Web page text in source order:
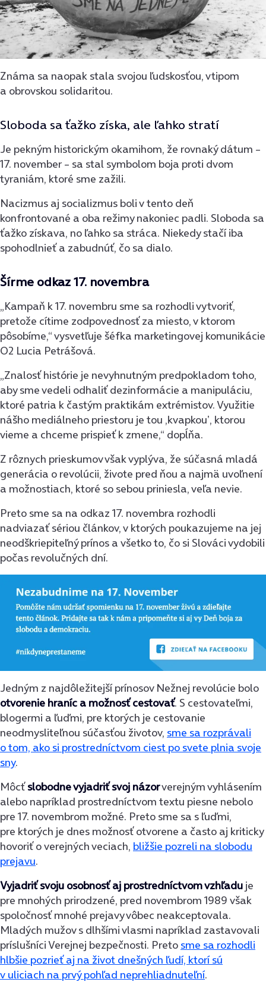
Známa sa naopak stala svojou ľudskosťou, vtipom
a obrovskou solidaritou.
Sloboda sa ťažko získa, ale ľahko stratí
Je pekným historickým okamihom, že rovnaký dátum –
17. november – sa stal symbolom boja proti dvom
tyraniám, ktoré sme zažili.
Nacizmus aj socializmus boli v tento deň
konfrontované a oba režimy nakoniec padli. Sloboda sa
ťažko získava, no ľahko sa stráca. Niekedy stačí iba
spohodlnieť a zabudnúť, čo sa dialo.
Šírme odkaz 17. novembra
„Kampaň k 17. novembru sme sa rozhodli vytvoriť,
pretože cítime zodpovednosť za miesto, v ktorom
pôsobíme,“ vysvetľuje šéfka marketingovej komunikácie
O2 Lucia Petrášová.
„Znalosť histórie je nevyhnutným predpokladom toho,
aby sme vedeli odhaliť dezinformácie a manipuláciu,
ktoré patria k častým praktikám extrémistov. Využitie
nášho mediálneho priestoru je tou ,kvapkouʼ, ktorou
vieme a chceme prispieť k zmene,“ dopĺňa.
Z rôznych prieskumov však vyplýva, že súčasná mladá
generácia o revolúcii, živote pred ňou a najmä uvoľnení
a možnostiach, ktoré so sebou priniesla, veľa nevie.
Preto sme sa na odkaz 17. novembra rozhodli
nadviazať sériou článkov, v ktorých poukazujeme na jej
neodškriepiteľný prínos a všetko to, čo si Slováci vydobili
počas revolučných dní.
Jedným z najdôležitejší prínosov Nežnej revolúcie bolo
otvorenie hraníc a možnosť cestovať. S cestovateľmi,
blogermi a ľuďmi, pre ktorých je cestovanie
neodmysliteľnou súčasťou životov, sme sa rozprávali
o tom, ako si prostredníctvom ciest po svete plnia svoje
sny.
Môcťslobodne vyjadriť svoj názorverejným vyhlásením
alebo napríklad prostredníctvom textu piesne nebolo
pre 17. novembrom možné. Preto sme sa s ľuďmi,
pre ktorých je dnes možnosť otvorene a často aj kriticky
hovoriť o verejných veciach, bližšie pozreli na slobodu
prejavu.
Vyjadriť svoju osobnosť aj prostredníctvom vzhľadu je
pre mnohých prirodzené, pred novembrom 1989 však
spoločnosť mnohé prejavy vôbec neakceptovala.
Mladých mužov s dlhšími vlasmi napríklad zastavovali
príslušníci Verejnej bezpečnosti. Preto sme sa rozhodli
hlbšie pozrieť aj na život dnešných ľudí, ktorí sú
v uliciach na prvý pohľad neprehliadnuteľní.